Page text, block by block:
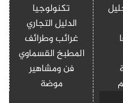
تكنولوجيا
الدليل التجاري
غرائب وطرائف
المطبخ القسماوي
فن ومشاهير
موضة